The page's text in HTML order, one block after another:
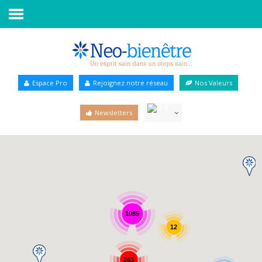
Annuaire Bien-être
Espace Pro Rejoignez notre réseau Nos Valeurs
Newsletters
1085
263
12